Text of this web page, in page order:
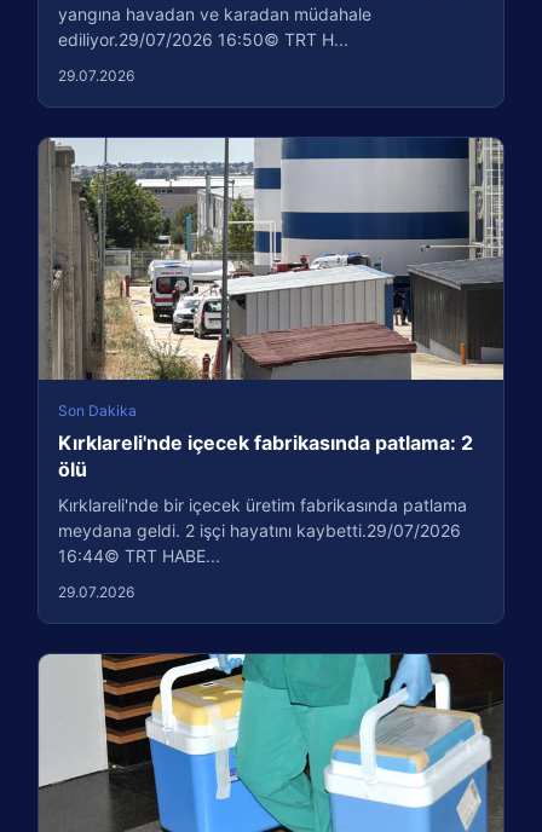
yangına havadan ve karadan müdahale
ediliyor.29/07/2026 16:50© TRT H...
29.07.2026
Son Dakika
Kırklareli'nde içecek fabrikasında patlama: 2
ölü
Kırklareli'nde bir içecek üretim fabrikasında patlama
meydana geldi. 2 işçi hayatını kaybetti.29/07/2026
16:44© TRT HABE...
29.07.2026